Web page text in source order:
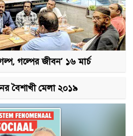
গল্পের জীবন’ ১৬ মার্চ
বৈশাখী মেলা ২০১৯